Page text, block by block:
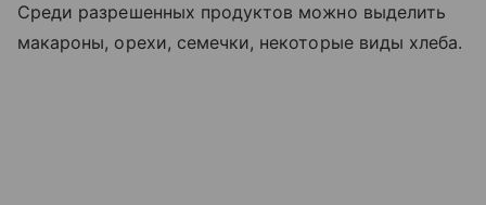
Среди разрешенных продуктов можно выделить
макароны, орехи, семечки, некоторые виды хлеба.